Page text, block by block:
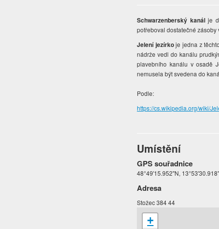
Schwarzenberský kanálje
potřeboval dostatečné
Jelení jezírkoje jedna z
nádrže vedl do kanálu
plavebního kanálu v osadě
nemusela být svedena do
Podle:
https://cs.wikipedia.org/wiki/
Umístění
GPS souřadnice
48°49'15.952"N,
Adresa
Stožec 384 44
+